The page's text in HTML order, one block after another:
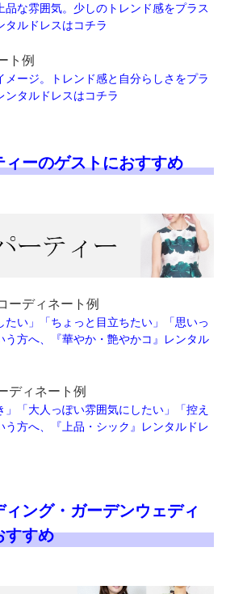
品な雰囲気。少しのトレンド感をプラス
タルドレスはコチラ
ト例
メージ。トレンド感と自分らしさをプラ
ンタルドレスはコチラ
ーのゲストにおすすめ
ーディネート例
たい」「ちょっと目立ちたい」「思いっ
う方へ、『華やか・艶やかコ』レンタル
ディネート例
」「大人っぽい雰囲気にしたい」「控え
う方へ、『上品・シック』レンタルドレ
ング・ガーデンウェディ
すすめ